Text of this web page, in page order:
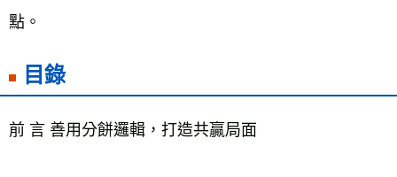
點。
目錄
前 言 善用分餅邏輯，打造共贏局面